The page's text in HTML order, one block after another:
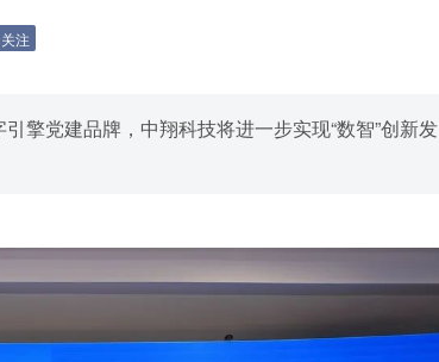
关注
擎党建品牌，中翔科技将进一步实现“数智”创新发